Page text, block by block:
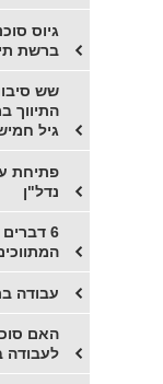
גיוס
ברשת
שש
התיווך
גיל
פתיחת
נדל"ן
6
עבודה
האם
לעבודה